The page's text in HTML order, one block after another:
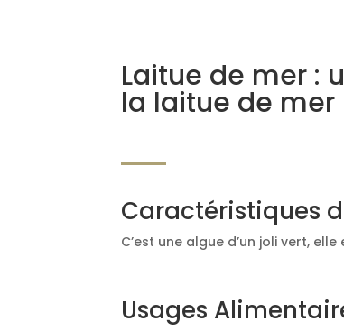
Laitue de mer :
la laitue de mer
Caractéristiques
C’est une algue d’un joli vert,
Usages